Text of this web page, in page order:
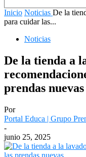
Inicio Noticias De la
para cuidar las...
Noticias
De la tienda a
prendas nuevas
Por
Portal Educa | Grupo
-
junio 25, 2025